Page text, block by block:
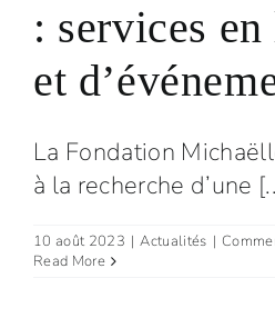
: services
et
La Fondation
à la recherche d’une
10 août 2023 | Actualités |
Read More